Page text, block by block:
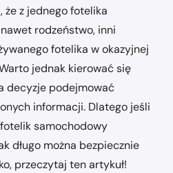
z jednego fotelika
rodzeństwo, inni
fotelika w okazyjnej
jednak kierować się
decyzje podejmować
informacji. Dlatego jeśli
samochodowy
długo można bezpiecznie
przeczytaj ten artykuł!